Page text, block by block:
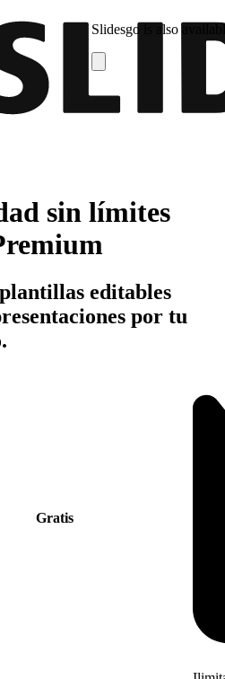
Slidesgo is also
sin límites
editables
por tu
Gratis